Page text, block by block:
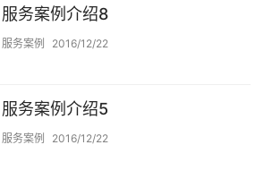
服务案例介绍8
服务案例 2016/12/22
服务案例介绍5
服务案例 2016/12/22